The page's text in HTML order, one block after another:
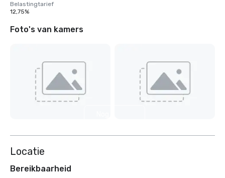
Belastingtarief
12,75%
Foto's van kamers
Locatie
Bereikbaarheid